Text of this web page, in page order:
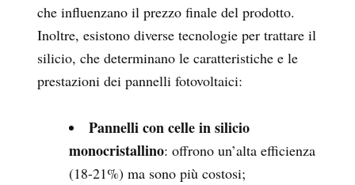
che influenzano il prezzo finale del prodotto.
Inoltre, esistono diverse tecnologie per trattare il
silicio, che determinano le caratteristiche e le
prestazioni dei pannelli fotovoltaici:
Pannelli con celle in silicio
monocristallino: offrono un’alta efficienza
(18-21%) ma sono più costosi;